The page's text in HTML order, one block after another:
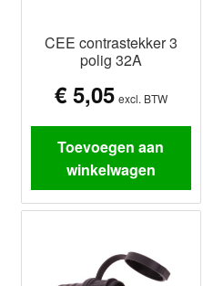
CEE contrastekker 3
polig 32A
€5,05 excl. BTW
Toevoegen aan
winkelwagen